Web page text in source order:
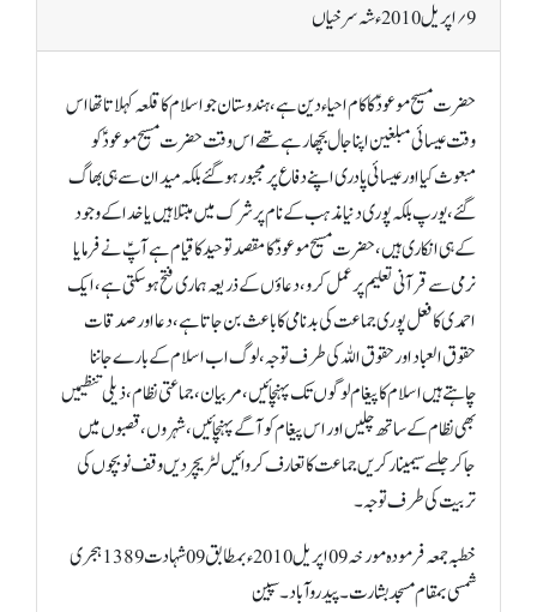
9؍ اپریل 2010ء شہ سرخیاں
حضرت مسیح موعودؑ کا کام احیاء دین ہے، ہندوستان جو اسلام کا قلعہ کہلاتا تھا اس
وقت عیسائی مبلغین اپنا جال بچھا رہے تھے اس وقت حضرت مسیح موعودؑ کو
مبعوث کیا اور عیسائی پادری اپنے دفاع پر مجبور ہوگئےبلکہ میدان سے ہی بھاگ
گئے، یورپ بلکہ پوری دنیا مذہب کے نام پر شرک میں مبتلا ہیں یا خدا کے وجود
کے ہی انکاری ہیں، حضرت مسیح موعودؑ کا مقصد توحید کاقیام ہے آپؑ نے فرمایا
نرمی سے قرآنی تعلیم پر عمل کرو، دعاؤں کے ذریعہ ہماری فتح ہو سکتی ہے، ایک
احمدی کا فعل پوری جماعت کی بدنامی کا باعث بن جاتا ہے، دعا اور صدقات
حقوق العباد اور حقوق اللہ کی طرف توجہ، لوگ اب اسلام کے بارے جاننا
چاہتے ہیں اسلام کا پیغام لوگوں تک پہنچائیں، مربیان، جماعتی نظام، ذیلی تنظیمیں
بھی نظام کے ساتھ چلیں اور اس پیغام کو آگے پہنچائیں، شہروں، قصبوں میں
جاکر جلسے سیمینارکریں جماعت کا تعارف کروائیں لٹریچر دیں وقف نو بچوں کی
تربیت کی طرف توجہ۔
خطبہ جمعہ فرمودہ مورخہ 09اپریل 2010ء بمطابق 09شہادت 1389 ہجری
شمسی بمقام مسجد بشارت۔ پیدروآباد۔ سپین